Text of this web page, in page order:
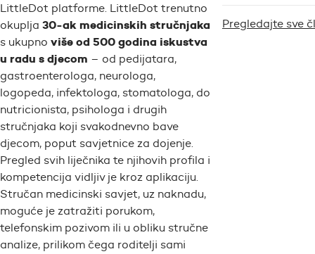
LittleDot platforme. LittleDot trenutno
okuplja 30-ak medicinskih stručnjaka
s ukupno više od 500 godina iskustva
u radu s djecom – od pedijatara,
gastroenterologa, neurologa,
logopeda, infektologa, stomatologa, do
nutricionista, psihologa i drugih
stručnjaka koji svakodnevno bave
djecom, poput savjetnice za dojenje.
Pregled svih liječnika te njihovih profila i
kompetencija vidljiv je kroz aplikaciju.
Stručan medicinski savjet, uz naknadu,
moguće je zatražiti porukom,
telefonskim pozivom ili u obliku stručne
analize, prilikom čega roditelji sami
Pregledajte sve